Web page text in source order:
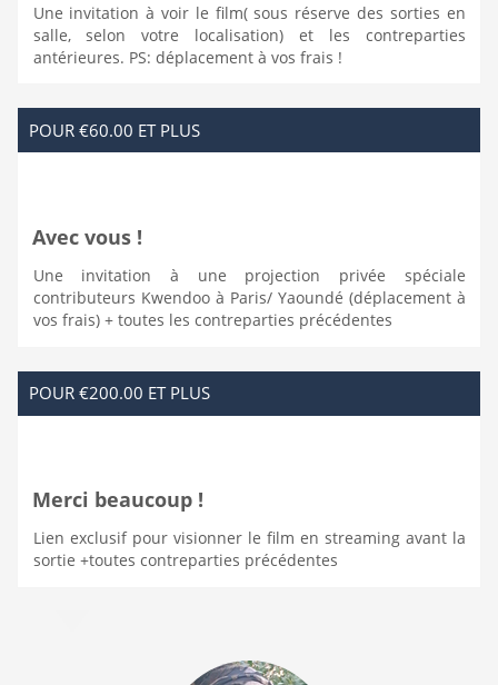
Une invitation à voir le film( sous réserve des sorties en
salle, selon votre localisation) et les contreparties
antérieures. PS: déplacement à vos frais !
POUR €60.00 ET PLUS
Avec vous !
Une invitation à une projection privée spéciale
contributeurs Kwendoo à Paris/ Yaoundé (déplacement à
vos frais) + toutes les contreparties précédentes
POUR €200.00 ET PLUS
Merci beaucoup !
Lien exclusif pour visionner le film en streaming avant la
sortie +toutes contreparties précédentes